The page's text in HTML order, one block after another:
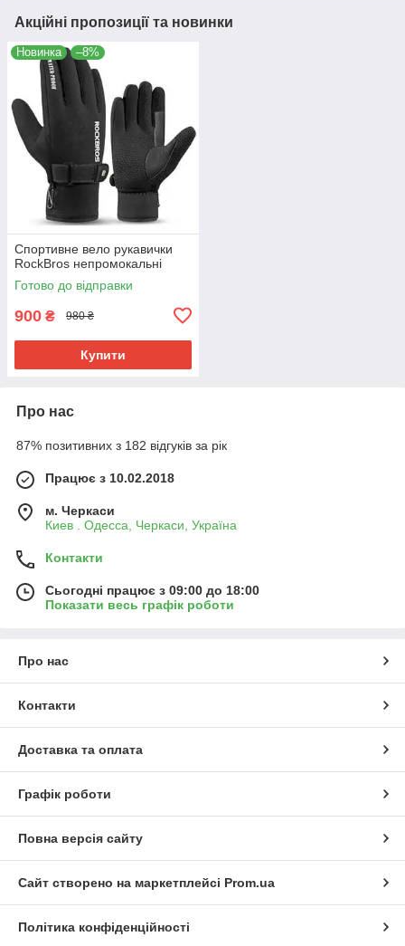
Акційні пропозиції та новинки
Новинка –8%
Спортивне вело рукавички
RockBros непромокальні
Готово до відправки
900 ₴ 980 ₴
Купити
Про нас
87% позитивних з 182 відгуків за рік
Працює з 10.02.2018
м. Черкаси
Киев . Одесса, Черкаси, Україна
Контакти
Сьогодні працює з 09:00 до 18:00
Показати весь графік роботи
Про нас
Контакти
Доставка та оплата
Графік роботи
Повна версія сайту
Сайт створено на маркетплейсі Prom.ua
Політика конфіденційності